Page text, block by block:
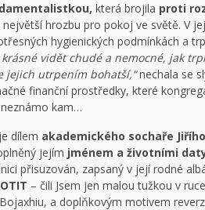
která brojila proti
hrozbu pro pokoj ve světě. V
hygienických podmínkách a
krásné vidět chudé a nemocné, jak
jejich utrpením bohatší,“nechala se
finanční prostředky, které
kam…
dílem akademického sochaře
jejím jménem a životními
přisuzován, zapsaný v její rodné
– čili Jsem jen malou tužkou v
a doplňkovým motivem